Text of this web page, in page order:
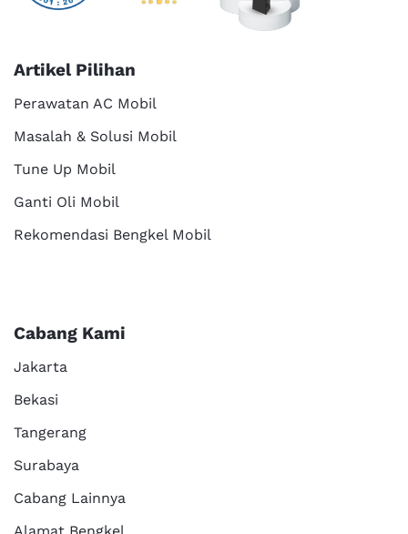
Artikel Pilihan
Perawatan AC Mobil
Masalah & Solusi Mobil
Tune Up Mobil
Ganti Oli Mobil
Rekomendasi Bengkel Mobil
Cabang Kami
Jakarta
Bekasi
Tangerang
Surabaya
Cabang Lainnya